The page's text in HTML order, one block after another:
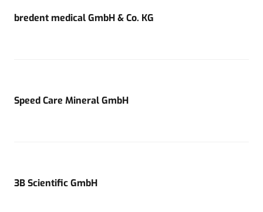
bredent medical GmbH & Co. KG
Speed Care Mineral GmbH
3B Scientific GmbH